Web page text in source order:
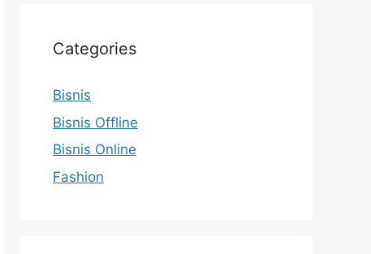
Categories
Bisnis
Bisnis Offline
Bisnis Online
Fashion